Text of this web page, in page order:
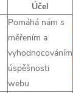
Účel
Pomáhá nám s
měřením a
vyhodnocováním
úspěšnosti
webu